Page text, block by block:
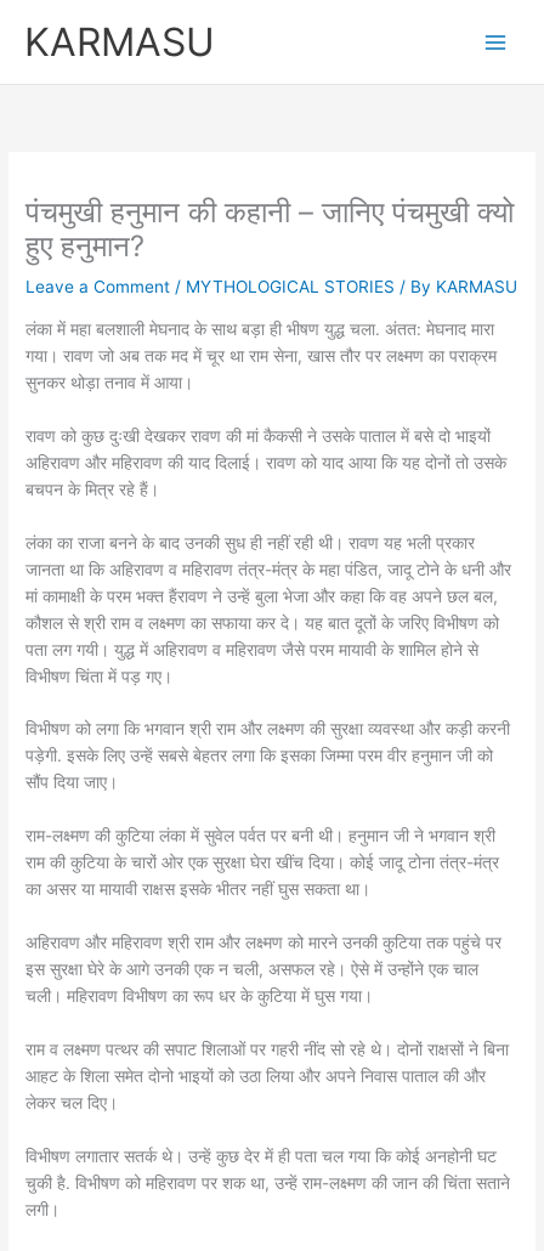
KARMASU
पंचमुखी हनुमान की कहानी – जानिए पंचमुखी क्यो
हुए हनुमान?
Leave a Comment / MYTHOLOGICAL STORIES / By KARMASU
लंका में महा बलशाली मेघनाद के साथ बड़ा ही भीषण युद्ध चला. अंतत: मेघनाद मारा
गया। रावण जो अब तक मद में चूर था राम सेना, खास तौर पर लक्ष्मण का पराक्रम
सुनकर थोड़ा तनाव में आया।
रावण को कुछ दुःखी देखकर रावण की मां कैकसी ने उसके पाताल में बसे दो भाइयों
अहिरावण और महिरावण की याद दिलाई। रावण को याद आया कि यह दोनों तो उसके
बचपन के मित्र रहे हैं।
लंका का राजा बनने के बाद उनकी सुध ही नहीं रही थी। रावण यह भली प्रकार
जानता था कि अहिरावण व महिरावण तंत्र-मंत्र के महा पंडित, जादू टोने के धनी और
मां कामाक्षी के परम भक्त हैंरावण ने उन्हें बुला भेजा और कहा कि वह अपने छल बल,
कौशल से श्री राम व लक्ष्मण का सफाया कर दे। यह बात दूतों के जरिए विभीषण को
पता लग गयी। युद्ध में अहिरावण व महिरावण जैसे परम मायावी के शामिल होने से
विभीषण चिंता में पड़ गए।
विभीषण को लगा कि भगवान श्री राम और लक्ष्मण की सुरक्षा व्यवस्था और कड़ी करनी
पड़ेगी. इसके लिए उन्हें सबसे बेहतर लगा कि इसका जिम्मा परम वीर हनुमान जी को
सौंप दिया जाए।
राम-लक्ष्मण की कुटिया लंका में सुवेल पर्वत पर बनी थी। हनुमान जी ने भगवान श्री
राम की कुटिया के चारों ओर एक सुरक्षा घेरा खींच दिया। कोई जादू टोना तंत्र-मंत्र
का असर या मायावी राक्षस इसके भीतर नहीं घुस सकता था।
अहिरावण और महिरावण श्री राम और लक्ष्मण को मारने उनकी कुटिया तक पहुंचे पर
इस सुरक्षा घेरे के आगे उनकी एक न चली, असफल रहे। ऐसे में उन्होंने एक चाल
चली। महिरावण विभीषण का रूप धर के कुटिया में घुस गया।
राम व लक्ष्मण पत्थर की सपाट शिलाओं पर गहरी नींद सो रहे थे। दोनों राक्षसों ने बिना
आहट के शिला समेत दोनो भाइयों को उठा लिया और अपने निवास पाताल की और
लेकर चल दिए।
विभीषण लगातार सतर्क थे। उन्हें कुछ देर में ही पता चल गया कि कोई अनहोनी घट
चुकी है. विभीषण को महिरावण पर शक था, उन्हें राम-लक्ष्मण की जान की चिंता सताने
लगी।